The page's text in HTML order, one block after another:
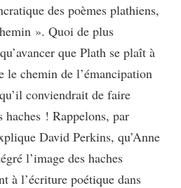
des poèmes plathiens,
». Quoi de plus
que Plath se plaît à
le chemin de l’émancipation
conviendrait de faire
haches ! Rappelons, par
David Perkins, qu’Anne
l’image des haches
à l’écriture poétique dans